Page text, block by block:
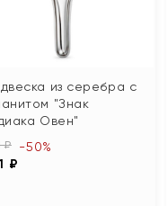
из серебра с
"Знак
Овен"
₽
₽
-50%